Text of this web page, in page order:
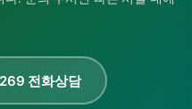
전화상담